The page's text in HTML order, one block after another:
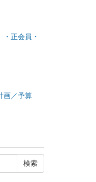
・正会員・
画／予算